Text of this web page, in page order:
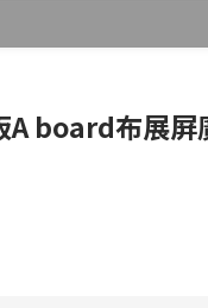
board布展屏